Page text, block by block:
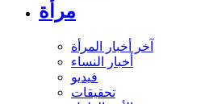
مرأة
آخر أخبار المرأة
أخبار النساء
فيديو
تحقيقات